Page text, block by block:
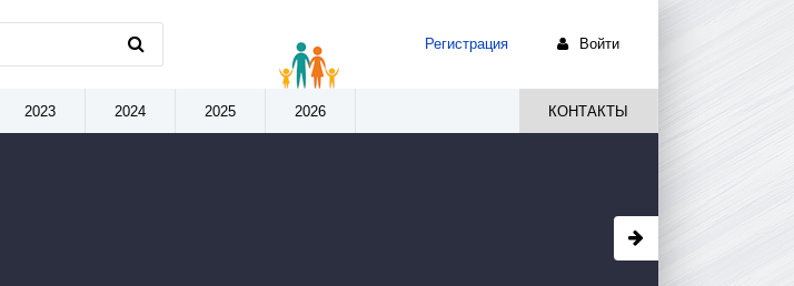
Регистрация Войти
2023 2024 2025 2026 КОНТАКТЫ